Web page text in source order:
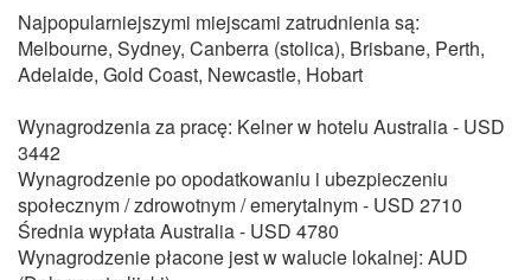
Najpopularniejszymi miejscami zatrudnienia są:
Melbourne, Sydney, Canberra (stolica), Brisbane, Perth,
Adelaide, Gold Coast, Newcastle, Hobart
Wynagrodzenia za pracę: Kelner w hotelu Australia - USD
3442
Wynagrodzenie po opodatkowaniu i ubezpieczeniu
społecznym / zdrowotnym / emerytalnym - USD 2710
Średnia wypłata Australia - USD 4780
Wynagrodzenie płacone jest w walucie lokalnej: AUD